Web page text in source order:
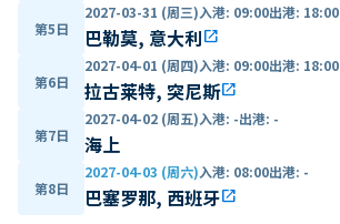
第5日
2027-03-31 (周三)入港: 09:00出港: 18:00
巴勒莫, 意大利open_in_new
第6日
2027-04-01 (周四)入港: 09:00出港: 18:00
拉古莱特, 突尼斯open_in_new
第7日
2027-04-02 (周五)入港: -出港: -
海上
第8日
2027-04-03 (周六)入港: 08:00出港: -
巴塞罗那, 西班牙open_in_new